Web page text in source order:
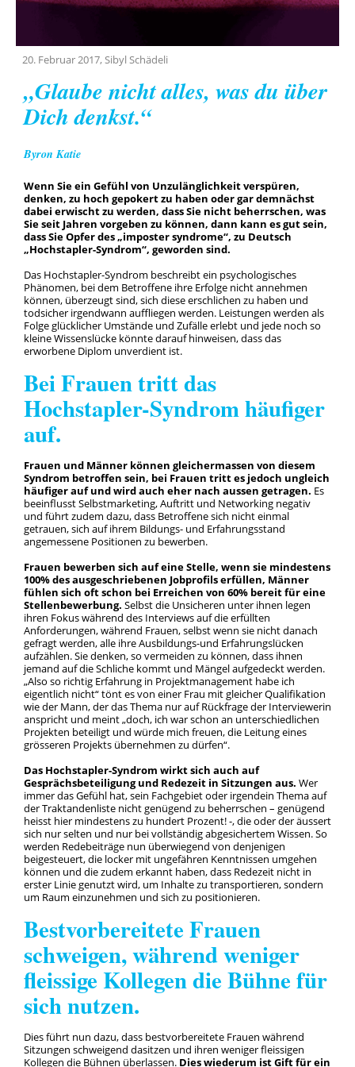
Team
20. Februar 2017, Sibyl Schädeli
„Glaube nicht alles, was du über
Dich denkst.“
Byron Katie
Wenn Sie ein Gefühl von Unzulänglichkeit verspüren,
denken, zu hoch gepokert zu haben oder gar demnächst
dabei erwischt zu werden, dass Sie nicht beherrschen, was
Sie seit Jahren vorgeben zu können, dann kann es gut sein,
dass Sie Opfer des „imposter syndrome“, zu Deutsch
„Hochstapler-Syndrom“, geworden sind.
Das Hochstapler-Syndrom beschreibt ein psychologisches
Phänomen, bei dem Betroffene ihre Erfolge nicht annehmen
können, überzeugt sind, sich diese erschlichen zu haben und
todsicher irgendwann auffliegen werden. Leistungen werden als
Folge glücklicher Umstände und Zufälle erlebt und jede noch so
kleine Wissenslücke könnte darauf hinweisen, dass das
erworbene Diplom unverdient ist.
Bei Frauen tritt das
Hochstapler-Syndrom häufiger
auf.
Frauen und Männer können gleichermassen von diesem
Syndrom betroffen sein, bei Frauen tritt es jedoch ungleich
häufiger auf und wird auch eher nach aussen getragen. Es
beeinflusst Selbstmarketing, Auftritt und Networking negativ
und führt zudem dazu, dass Betroffene sich nicht einmal
getrauen, sich auf ihrem Bildungs- und Erfahrungsstand
angemessene Positionen zu bewerben.
Frauen bewerben sich auf eine Stelle, wenn sie mindestens
100% des ausgeschriebenen Jobprofils erfüllen, Männer
fühlen sich oft schon bei Erreichen von 60% bereit für eine
Stellenbewerbung. Selbst die Unsicheren unter ihnen legen
ihren Fokus während des Interviews auf die erfüllten
Anforderungen, während Frauen, selbst wenn sie nicht danach
gefragt werden, alle ihre Ausbildungs-und Erfahrungslücken
aufzählen. Sie denken, so vermeiden zu können, dass ihnen
jemand auf die Schliche kommt und Mängel aufgedeckt werden.
„Also so richtig Erfahrung in Projektmanagement habe ich
eigentlich nicht“ tönt es von einer Frau mit gleicher Qualifikation
wie der Mann, der das Thema nur auf Rückfrage der Interviewerin
anspricht und meint „doch, ich war schon an unterschiedlichen
Projekten beteiligt und würde mich freuen, die Leitung eines
grösseren Projekts übernehmen zu dürfen“.
Das Hochstapler-Syndrom wirkt sich auch auf
Gesprächsbeteiligung und Redezeit in Sitzungen aus. Wer
immer das Gefühl hat, sein Fachgebiet oder irgendein Thema auf
der Traktandenliste nicht genügend zu beherrschen – genügend
heisst hier mindestens zu hundert Prozent! -, die oder der äussert
sich nur selten und nur bei vollständig abgesichertem Wissen. So
werden Redebeiträge nun überwiegend von denjenigen
beigesteuert, die locker mit ungefähren Kenntnissen umgehen
können und die zudem erkannt haben, dass Redezeit nicht in
erster Linie genutzt wird, um Inhalte zu transportieren, sondern
um Raum einzunehmen und sich zu positionieren.
Bestvorbereitete Frauen
schweigen, während weniger
fleissige Kollegen die Bühne für
sich nutzen.
Dies führt nun dazu, dass bestvorbereitete Frauen während
Sitzungen schweigend dasitzen und ihren weniger fleissigen
Kollegen die Bühnen überlassen. Dies wiederum ist Gift für ein